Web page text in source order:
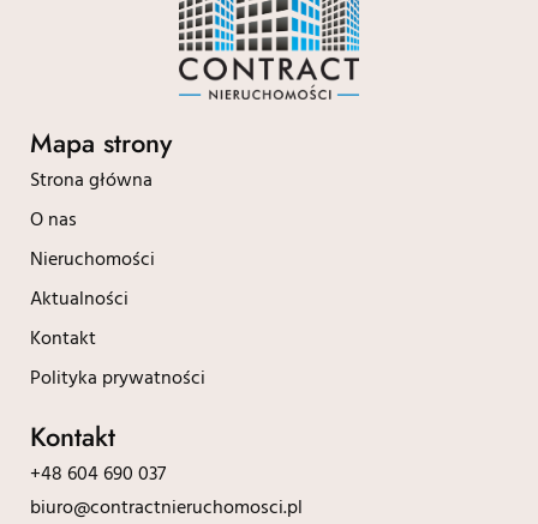
Mapa strony
Strona główna
O nas
Nieruchomości
Aktualności
Kontakt
Polityka prywatności
Kontakt
+48 604 690 037
biuro@contractnieruchomosci.pl